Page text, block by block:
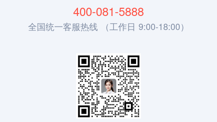
400-081-5888
全国统一客服热线 （工作日 9:00-18:00）